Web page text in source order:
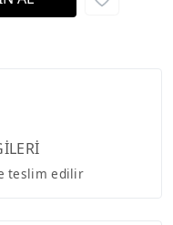
teslim edilir